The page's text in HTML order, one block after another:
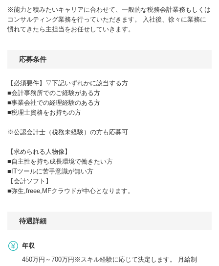
※能力と積みたいキャリアに合わせて、一般的な税務会計業務もしくは
コンサルティング業務を行っていただきます。 入社後、徐々に業務に
慣れてきたら主担当をお任せしていきます。
応募条件
【必須要件】▽下記いずれかに該当する方
■会計事務所でのご経験がある方
■事業会社での経理経験のある方
■税理士資格をお持ちの方
※公認会計士（税務未経験）の方も応募可
【求められる人物像】
■自主性を持ち成長環境で働きたい方
■ITツールに苦手意識が無い方
【会計ソフト】
■弥生,freee,MFクラウドが中心となります。
待遇詳細
年収
450万円～700万円※スキル経験に応じて決定します。 月給制